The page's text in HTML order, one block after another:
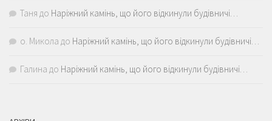
Таня до Наріжний камінь, що його відкинули будівничі…
о. Микола до Наріжний камінь, що його відкинули будівничі…
Галина до Наріжний камінь, що його відкинули будівничі…